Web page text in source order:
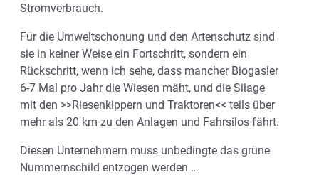
Stromverbrauch.
Für die Umweltschonung und den Artenschutz sind
sie in keiner Weise ein Fortschritt, sondern ein
Rückschritt, wenn ich sehe, dass mancher Biogasler
6-7 Mal pro Jahr die Wiesen mäht, und die Silage
mit den >>Riesenkippern und Traktoren<< teils über
mehr als 20 km zu den Anlagen und Fahrsilos fährt.
Diesen Unternehmern muss unbedingte das grüne
Nummernschild entzogen werden …